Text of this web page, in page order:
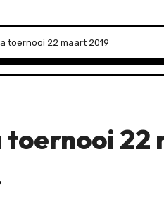
toernooi 22 maart 2019
22